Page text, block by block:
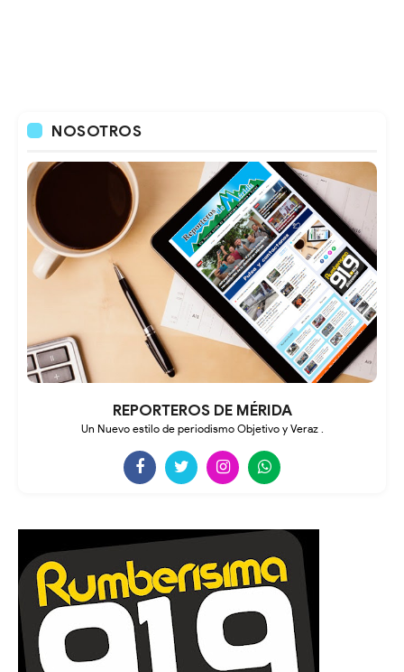
NOSOTROS
REPORTEROS DE MÉRIDA
Un Nuevo estilo de periodismo Objetivo y Veraz .